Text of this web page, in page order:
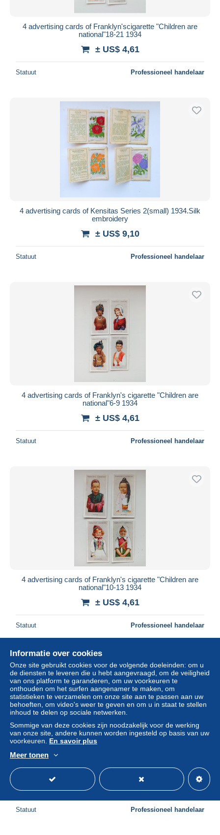
4 advertising cards of Franklyn'scigarette "Children are
national"18-21 1934
± US$ 4,61
Statuut Professioneel handelaar
4 advertising cards of Kensitas Series 2(small) 1934.Silk
embroidery
± US$ 9,10
Statuut Professioneel handelaar
4 advertising cards of Franklyn's cigarette "Children are
national"6-9 1934
± US$ 4,61
Statuut Professioneel handelaar
4 advertising cards of Franklyn's cigarette "Children are
national"10-13 1934
± US$ 4,61
Statuut Professioneel handelaar
national"1,28-30 1934
± US$ 4,61
Statuut Professioneel handelaar
Informatie over cookies
Onze site gebruikt cookies voor de volgende doeleinden: om u
de diensten te leveren die u hebt aangevraagd, om de veiligheid
van ons platform te garanderen, om uw voorkeuren te
onthouden om het surfen aangenamer te maken, om
statistieken te verzamelen om onze site aan te passen aan uw
behoeften, om video's weer te geven en om u in staat te stellen
inhoud te delen op sociale netwerken.
Sommige van deze cookies zijn noodzakelijk voor de werking
van onze site, andere kunnen worden ingesteld op basis van uw
voorkeuren. En savoir plus
Meer tonen